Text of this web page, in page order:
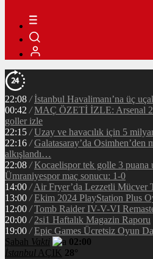
22:08 / İstanbul Havalimanı’na üç
00:42 / MAÇ ÖZETİ İZLE: Arsenal
goller izle
22:15 / Uzay ve havacılık için 5
22:16 / Galatasaray’da Osimhen’den
alkışlandı…
22:08 / Kocaelispor tek golle 3 puana
Ümraniyespor maç sonucu: 1-0
14:00 / Air Fryer’da Lezzetli Mücver
13:00 / Ekim 2024 PlayStation Plus
12:00 / Tomb Raider IV-V-VI
20:00 / 2si1 Haftalık Magazin Raporu
19:00 / Epic Games Ücretsiz Oyun
Sabah Vakti
02:00
İstanbul AÇIK 28°